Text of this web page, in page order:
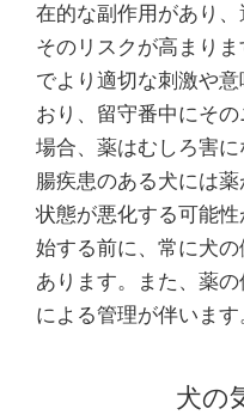
在的な副作用があり
そのリスクが高まり
でより適切な刺激や
おり、留守番中にそ
場合、薬はむしろ害
腸疾患のある犬には
状態が悪化する可能
始する前に、常に犬
あります。また、薬
による管理が伴います
犬の